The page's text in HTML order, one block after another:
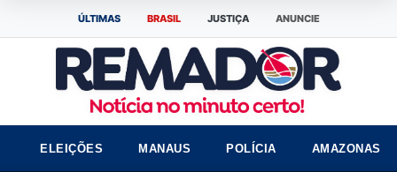
ÚLTIMAS BRASIL JUSTIÇA ANUNCIE
ELEIÇÕES MANAUS POLÍCIA AMAZONAS